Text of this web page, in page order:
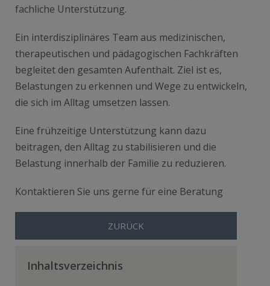
ZURÜCK
Inhaltsverzeichnis
fachliche Unterstützung.
Ein interdisziplinäres Team aus medizinischen,
therapeutischen und pädagogischen Fachkräften
begleitet den gesamten Aufenthalt. Ziel ist es,
Belastungen zu erkennen und Wege zu entwickeln,
die sich im Alltag umsetzen lassen.
Eine frühzeitige Unterstützung kann dazu
beitragen, den Alltag zu stabilisieren und die
Belastung innerhalb der Familie zu reduzieren.
Kontaktieren Sie uns gerne für eine Beratung